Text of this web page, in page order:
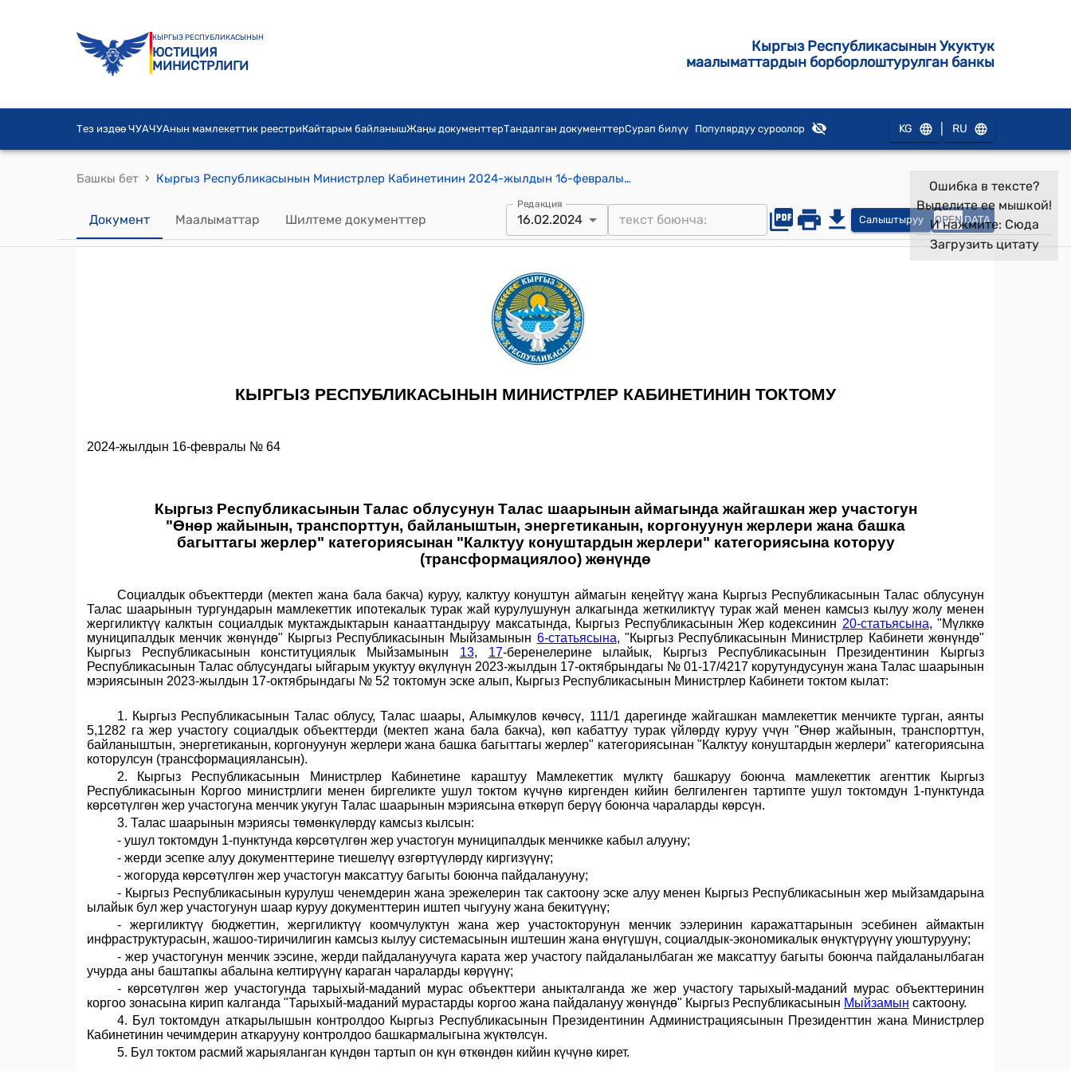
КЫРГЫЗ РЕСПУБЛИКАСЫНЫН
ЮСТИЦИЯ
МИНИСТРЛИГИ
Кыргыз Республикасынын Укуктук
маалыматтардын борборлоштурулган банкы
Тез издөө ЧУАЧУАнын мамлекеттик реестриКайтарым байланышЖаңы документтерТандалган документтерСурап билүү Популярдуу суроолор KG RU
Башкы бет › Кыргыз Республикасынын Министрлер Кабинетинин 2024-жылдын 16-февралындагы № 64 "Кыргыз Республикасынын Талас облусунун Талас шаарынын аймагында жайгашкан жер участогун "Өнөр жайынын, транспорттун, байланыштын, энергетиканын, коргонуунун жерлери жана башка багыттагы жерлер" категориясынан "Калктуу конуштардын жерлери" категориясына которуу (трансформациялоо) жөнүндө" токтому
Документ Маалыматтар Шилтеме документтер
Редакция
16.02.2024 Салыштыруу OPEN DATA
Ошибка в тексте?
Выделите ее мышкой!
И нажмите: Сюда
Загрузить цитату